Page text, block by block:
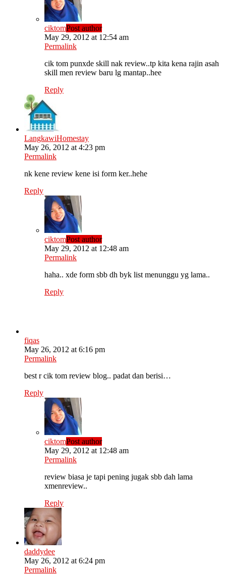
ciktomPost author
May 29, 2012 at 12:54 am
Permalink
cik tom punxde skill nak review..tp kita kena rajin asah
skill men review baru lg mantap..hee
Reply
LangkawiHomestay
May 26, 2012 at 4:23 pm
Permalink
nk kene review kene isi form ker..hehe
Reply
ciktomPost author
May 29, 2012 at 12:48 am
Permalink
haha.. xde form sbb dh byk list menunggu yg lama..
Reply
fiqas
May 26, 2012 at 6:16 pm
Permalink
best r cik tom review blog.. padat dan berisi…
Reply
ciktomPost author
May 29, 2012 at 12:48 am
Permalink
review biasa je tapi pening jugak sbb dah lama
xmenreview..
Reply
daddydee
May 26, 2012 at 6:24 pm
Permalink